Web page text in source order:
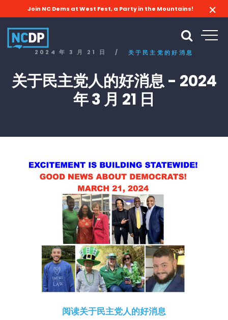
Join NC Dems at West Fest, a Party in the Mountains!
2024 年 3 月 21 日 / 关于民主党的好消息
关于民主党人的好消息 - 2024
年 3 月 21 日
阅读关于民主党人的好消息